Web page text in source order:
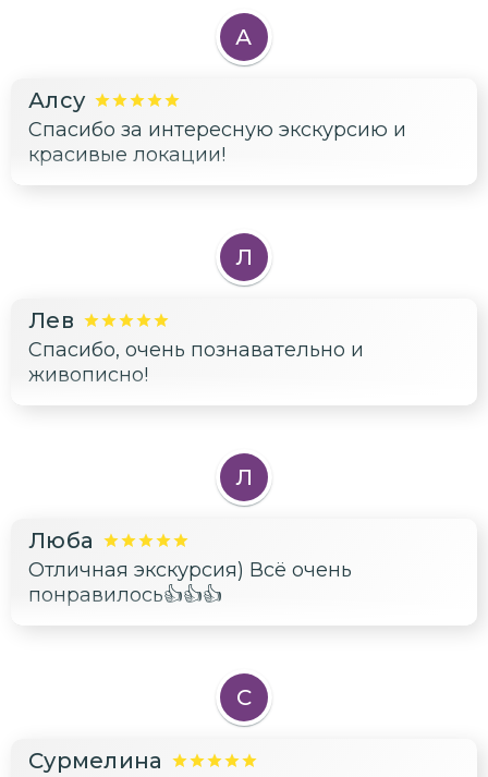
А
Алсу
Спасибо за интересную экскурсию и
красивые локации!
Л
Лев
Спасибо, очень познавательно и
живописно!
Л
Люба
Отличная экскурсия) Всё очень
понравилось👍👍👍
С
Сурмелина